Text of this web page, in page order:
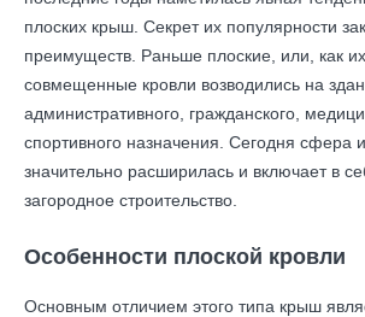
плоских крыш. Секрет их популярности
преимуществ. Раньше плоские, или, как
совмещенные кровли возводились на
административного, гражданского,
спортивного назначения. Сегодня сфера
значительно расширилась и включает в
загородное строительство.
Особенности плоской кровли
Основным отличием этого типа крыш